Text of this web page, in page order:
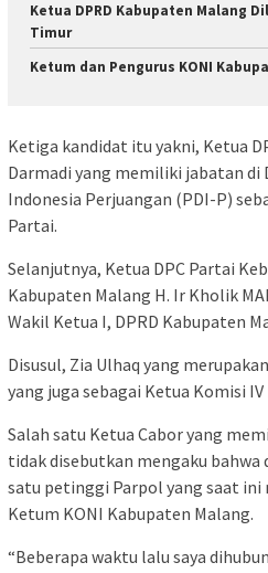
Ketua DPRD Kabupaten Malang
Timur
Ketum dan Pengurus KONI
Ketiga kandidat itu yakni, Ketua
Darmadi yang memiliki jabatan di
Indonesia Perjuangan (PDI-P)
Partai.
Selanjutnya, Ketua DPC Partai
Kabupaten Malang H. Ir Kholik
Wakil Ketua I, DPRD Kabupaten
Disusul, Zia Ulhaq yang
yang juga sebagai Ketua Komisi
Salah satu Ketua Cabor yang
tidak disebutkan mengaku
satu petinggi Parpol yang saat
Ketum KONI Kabupaten Malang.
“Beberapa waktu lalu saya